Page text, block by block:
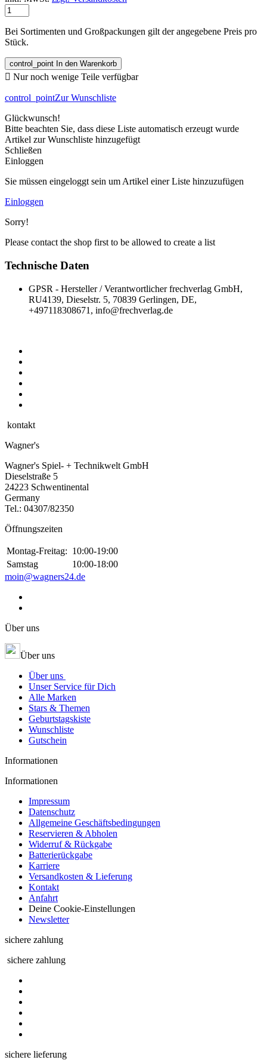
Bei Sortimenten und Großpackungen gilt der angegebene Preis pro
Stück.
control_point In den Warenkorb
 Nur noch wenige Teile verfügbar
control_pointZur Wunschliste
Glückwunsch!
Bitte beachten Sie, dass diese Liste automatisch erzeugt wurde
Artikel zur Wunschliste hinzugefügt
Schließen
Einloggen
Sie müssen eingeloggt sein um Artikel einer Liste hinzuzufügen
Einloggen
Sorry!
Please contact the shop first to be allowed to create a list
Technische Daten
GPSR - Hersteller / Verantwortlicher frechverlag GmbH,
RU4139, Dieselstr. 5, 70839 Gerlingen, DE,
+497118308671, info@frechverlag.de
kontakt
Wagner's
Wagner's Spiel- + Technikwelt GmbH
Dieselstraße 5
24223 Schwentinental
Germany
Tel.: 04307/82350
Öffnungszeiten
Montag-Freitag: 10:00-19:00
Samstag
10:00-18:00
moin@wagners24.de
Über uns
Über uns
Über uns
Unser Service für Dich
Alle Marken
Stars & Themen
Geburtstagskiste
Wunschliste
Gutschein
Informationen
Informationen
Impressum
Datenschutz
Allgemeine Geschäftsbedingungen
Reservieren & Abholen
Widerruf & Rückgabe
Batterierückgabe
Karriere
Versandkosten & Lieferung
Kontakt
Anfahrt
Deine Cookie-Einstellungen
Newsletter
sichere zahlung
sichere zahlung
sichere lieferung